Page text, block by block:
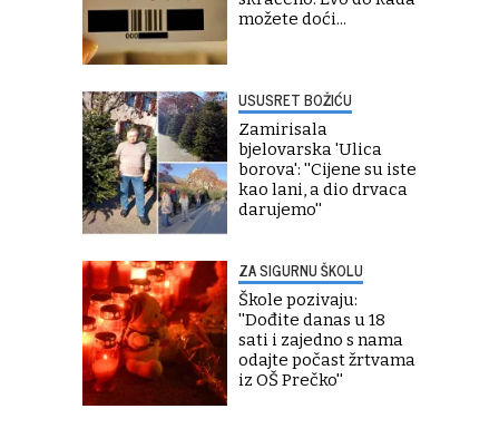
možete doći...
USUSRET BOŽIĆU
Zamirisala
bjelovarska 'Ulica
borova': ''Cijene su iste
kao lani, a dio drvaca
darujemo''
ZA SIGURNU ŠKOLU
Škole pozivaju:
''Dođite danas u 18
sati i zajedno s nama
odajte počast žrtvama
iz OŠ Prečko''